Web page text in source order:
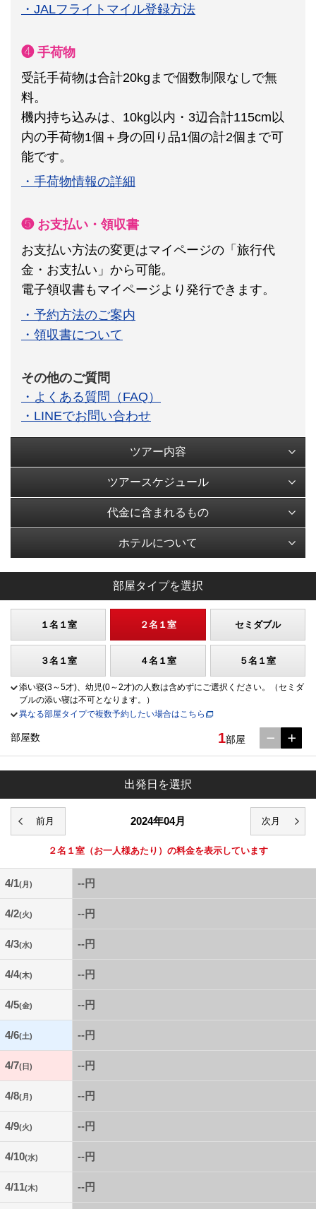
・JALフライトマイル登録方法
❹ 手荷物
受託手荷物は合計20kgまで個数制限なしで無
料。
機内持ち込みは、10kg以内・3辺合計115cm以
内の手荷物1個＋身の回り品1個の計2個まで可
能です。
・手荷物情報の詳細
❺ お支払い・領収書
お支払い方法の変更はマイページの「旅行代
金・お支払い」から可能。
電子領収書もマイページより発行できます。
・予約方法のご案内
・領収書について
その他のご質問
・よくある質問（FAQ）
・LINEでお問い合わせ
ツアー内容
ツアースケジュール
代金に含まれるもの
ホテルについて
部屋タイプを選択
１名１室 ２名１室 セミダブル
３名１室 ４名１室 ５名１室
添い寝(3～5才)、幼児(0～2才)の人数は含めずにご選択ください。（セミダ
ブルの添い寝は不可となります。）
異なる部屋タイプで複数予約したい場合はこちら
部屋数 1部屋
出発日を選択
2024年04月
２名１室 （お一人様あたり）の料金を表示しています
4/1(月) --円
4/2(火) --円
4/3(水) --円
4/4(木) --円
4/5(金) --円
4/6(土) --円
4/7(日) --円
4/8(月) --円
4/9(火) --円
4/10(水) --円
4/11(木) --円